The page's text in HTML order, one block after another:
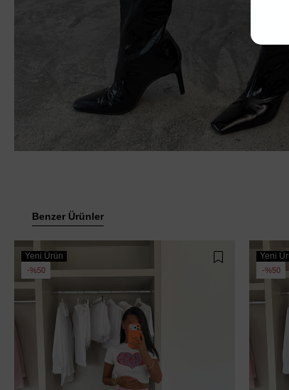
Benzer Ürünler
Yeni Ürün
%50
Yeni
%50